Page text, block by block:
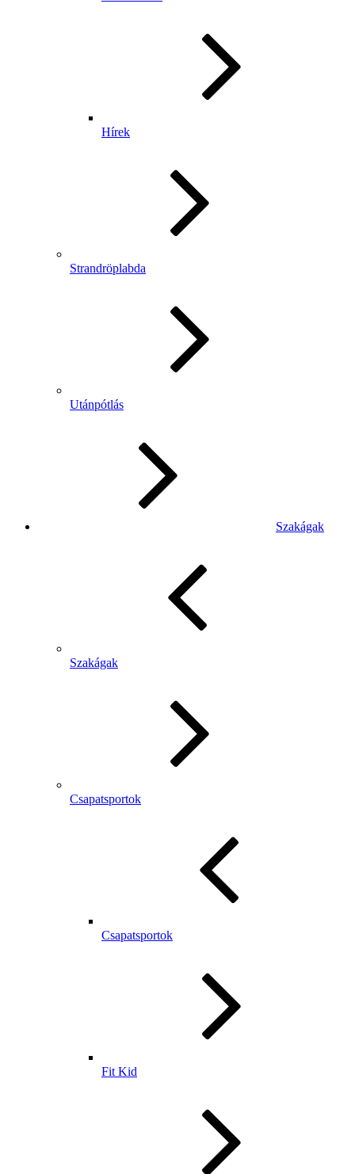
Hírek
Strandröplabda
Utánpótlás
Szakágak
Szakágak
Csapatsportok
Csapatsportok
Fit Kid